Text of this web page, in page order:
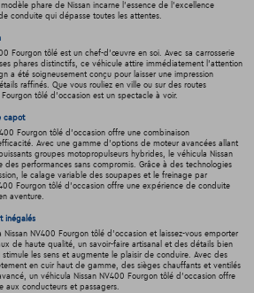
phare de Nissan incarne l'essence de l'excellence
conduite qui dépasse toutes les attentes.
Fourgon tôlé est un chef-d'œuvre en soi. Avec sa carrosserie
phares distinctifs, ce véhicule attire immédiatement l'attention
a été soigneusement conçu pour laisser une impression
raffinés. Que vous rouliez en ville ou sur des routes
tôlé d'occasion est un spectacle à voir.
capot
Fourgon tôlé d'occasion offre une combinaison
Avec une gamme d'options de moteur avancées allant
groupes motopropulseurs hybrides, le véhicula Nissan
performances sans compromis. Grâce à des technologies
le calage variable des soupapes et le freinage par
Fourgon tôlé d'occasion offre une expérience de conduite
aventure.
inégalés
NV400 Fourgon tôlé d'occasion et laissez-vous emporter
de haute qualité, un savoir-faire artisanal et des détails bien
les sens et augmente le plaisir de conduire. Avec des
en cuir haut de gamme, des sièges chauffants et ventilés
un véhicula Nissan NV400 Fourgon tôlé d'occasion offre
aux conducteurs et passagers.